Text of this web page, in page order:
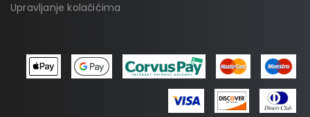
Upravljanje kolačićima